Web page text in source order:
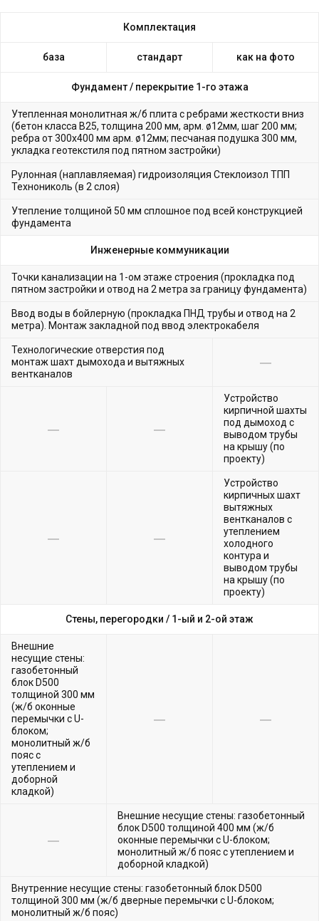
Комплектация
база стандарт как на фото
Фундамент / перекрытие 1-го этажа
Утепленная монолитная ж/б плита с ребрами жесткости вниз
(бетон класса В25, толщина 200 мм, арм. ø12мм, шаг 200 мм;
ребра от 300х400 мм арм. ø12мм; песчаная подушка 300 мм,
укладка геотекстиля под пятном застройки)
Рулонная (наплавляемая) гидроизоляция Стеклоизол ТПП
Технониколь (в 2 слоя)
Утепление толщиной 50 мм сплошное под всей конструкцией
фундамента
Инженерные коммуникации
Точки канализации на 1-ом этаже строения (прокладка под
пятном застройки и отвод на 2 метра за границу фундамента)
Ввод воды в бойлерную (прокладка ПНД трубы и отвод на 2
метра). Монтаж закладной под ввод электрокабеля
Технологические отверстия под
монтаж шахт дымохода и вытяжных
вентканалов
Устройство
кирпичной шахты
под дымоход с
выводом трубы
на крышу (по
проекту)
Устройство
кирпичных шахт
вытяжных
вентканалов с
утеплением
холодного
контура и
выводом трубы
на крышу (по
проекту)
Стены, перегородки / 1-ый и 2-ой этаж
Внешние
несущие стены:
газобетонный
блок D500
толщиной 300 мм
(ж/б оконные
перемычки с U-
блоком;
монолитный ж/б
пояс с
утеплением и
доборной
кладкой)
Внешние несущие стены: газобетонный
блок D500 толщиной 400 мм (ж/б
оконные перемычки с U-блоком;
монолитный ж/б пояс с утеплением и
доборной кладкой)
Внутренние несущие стены: газобетонный блок D500
толщиной 300 мм (ж/б дверные перемычки с U-блоком;
монолитный ж/б пояс)